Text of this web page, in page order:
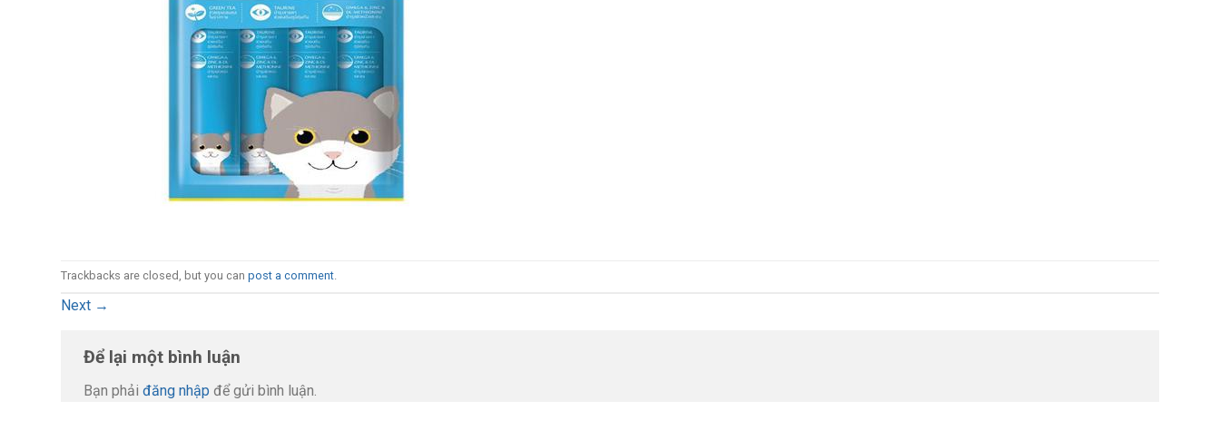
Trackbacks are closed, but you can post a comment
Next →
Để lại một bình luận
Bạn phải đăng nhập để gửi bình luận.